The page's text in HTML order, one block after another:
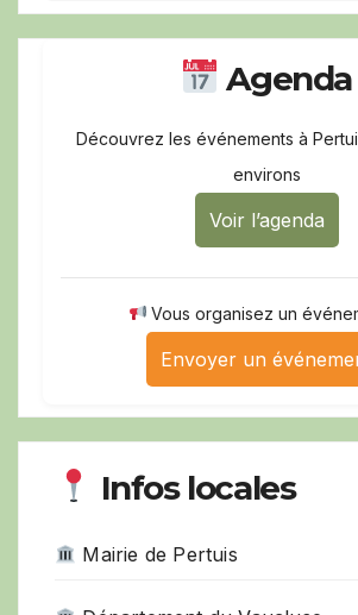
Agenda
Découvrez les événements à
environs
Voir l’agenda
Vous organisez un
Envoyer un
Infos locales
Mairie de Pertuis